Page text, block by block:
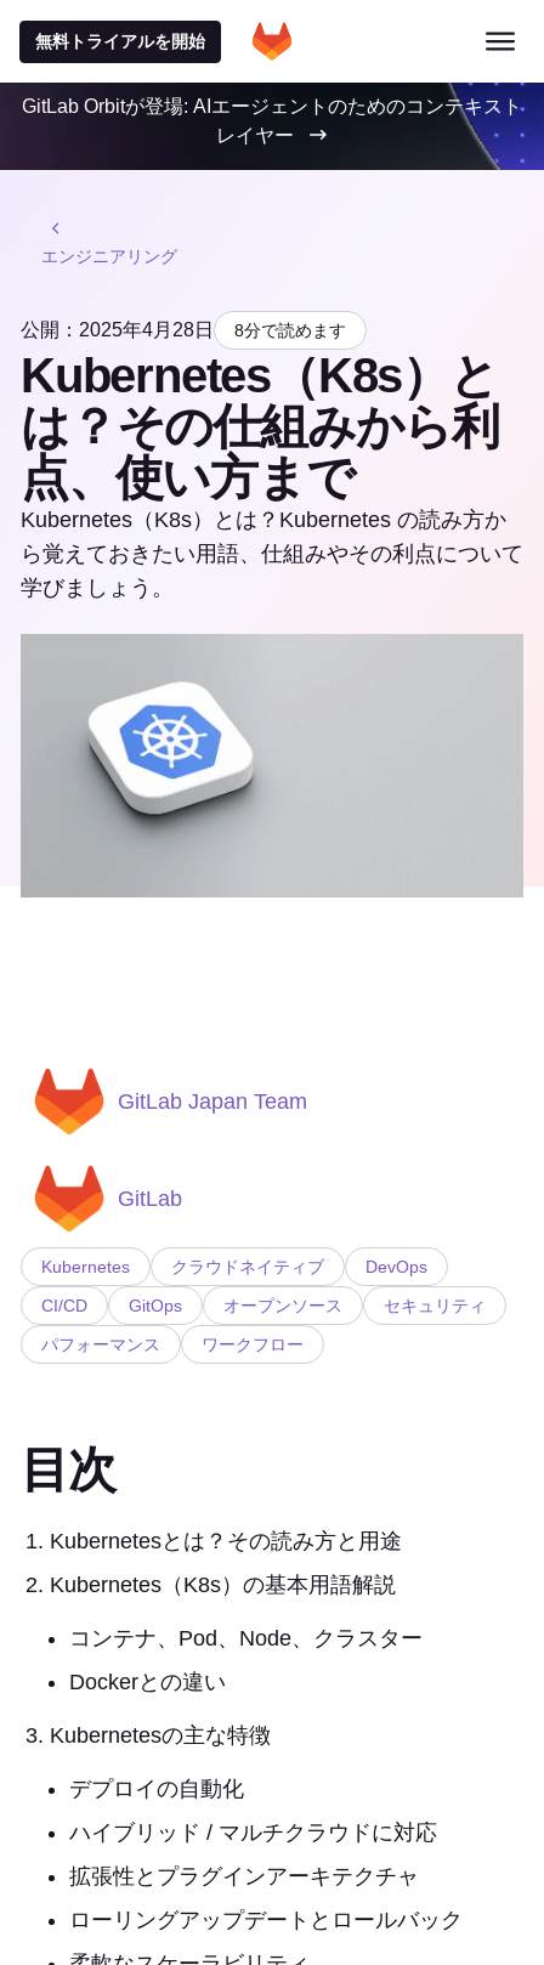
無料トライアルを開始
GitLab Orbitが登場: AIエージェントのためのコンテキスト
レイヤー
エンジニアリング
公開：2025年4月28日 8分で読めます
Kubernetes（K8s）と
は？その仕組みから利
点、使い方まで
Kubernetes（K8s）とは？Kubernetes の読み方か
ら覚えておきたい用語、仕組みやその利点について
学びましょう。
GitLab Japan Team
GitLab
Kubernetes クラウドネイティブ
DevOps
CI/CD
GitOps オープンソース
セキュリティ
パフォーマンス
ワークフロー
目次
Kubernetesとは？その読み方と用途
Kubernetes（K8s）の基本用語解説
コンテナ、Pod、Node、クラスター
Dockerとの違い
Kubernetesの主な特徴
デプロイの自動化
ハイブリッド / マルチクラウドに対応
拡張性とプラグインアーキテクチャ
ローリングアップデートとロールバック